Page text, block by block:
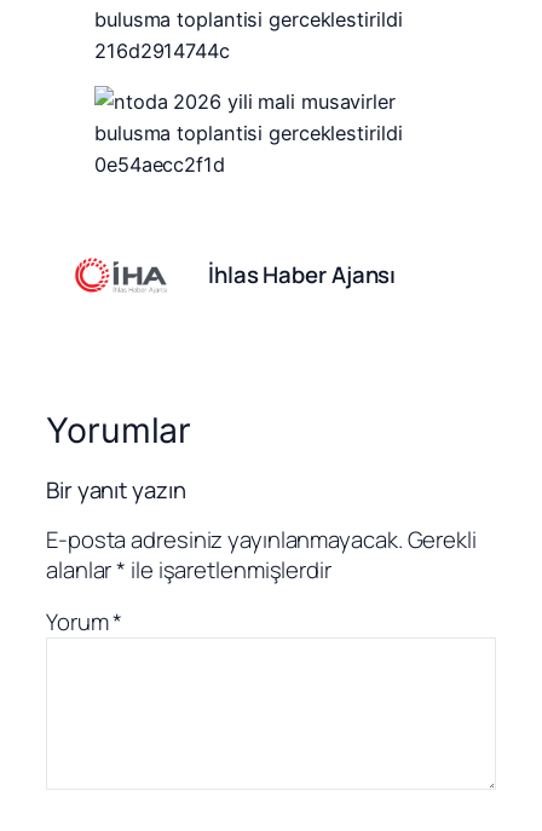
İhlas Haber Ajansı
Yorumlar
Bir yanıt yazın
E-posta adresiniz yayınlanmayacak.Gerekli
alanlar* ile işaretlenmişlerdir
Yorum*